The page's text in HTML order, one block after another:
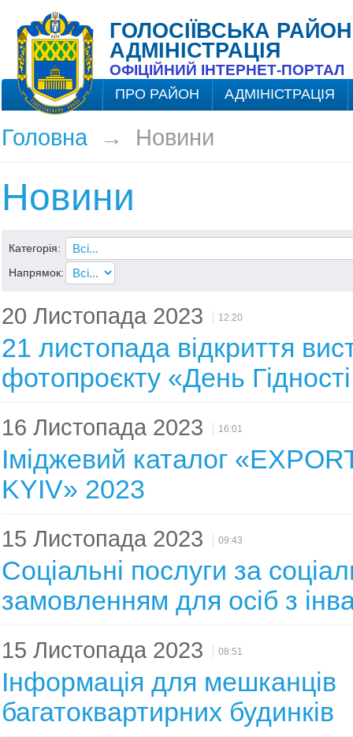
ГОЛОСІЇВСЬКА
АДМІНІСТРАЦІЯ
ОФІЦІЙНИЙ ІНТЕРНЕТ-ПОРТАЛ
ПРО РАЙОН АДМІНІСТРАЦІЯ
Головна→ Новини
Новини
Категорія:
Напрямок:
20 Листопада 2023 12:20
21 листопада відкриття
фотопроєкту «День
16 Листопада 2023 16:01
Іміджевий каталог
KYIV» 2023
15 Листопада 2023 09:43
Соціальні послуги за
замовленням для осіб з
15 Листопада 2023 08:51
Інформація для мешканців
багатоквартирних будинків